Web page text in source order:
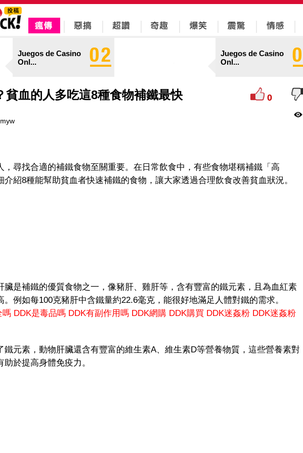
Juegos de Casino
Onl...
Juegos de Casino
Onl...
貧血的人多吃這8種食物補鐵最快 0
，尋找合適的補鐵食物至關重要。在日常飲食中，有些食物堪稱補鐵「高
紹8種能幫助貧血者快速補鐵的食物，讓大家透過合理飲食改善貧血狀況。
是補鐵的優質食物之一，像豬肝、雞肝等，含有豐富的鐵元素，且為血紅素
例如每100克豬肝中含鐵量約22.6毫克，能很好地滿足人體對鐵的需求。
嗎 DDK是毒品嗎 DDK有副作用嗎 DDK網購 DDK購買 DDK迷姦粉 DDK迷姦粉
素，動物肝臟還含有豐富的維生素A、維生素D等營養物質，這些營養素對
於提高身體免疫力。